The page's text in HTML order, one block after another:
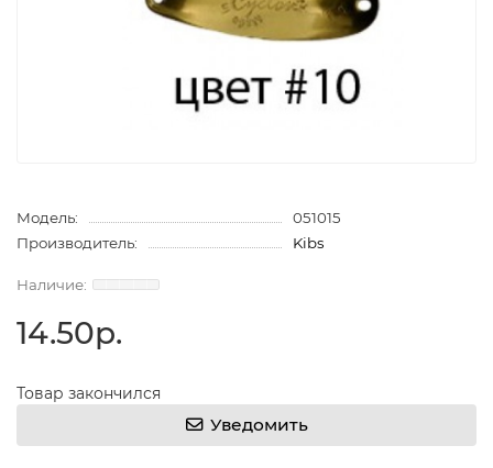
Модель:
051015
Производитель:
Kibs
14.50р.
Товар закончился
Уведомить